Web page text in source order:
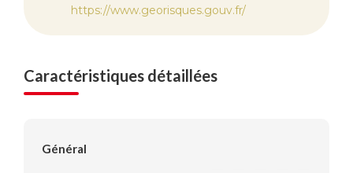
https://www.georisques.gouv.fr/
Caractéristiques détaillées
Général